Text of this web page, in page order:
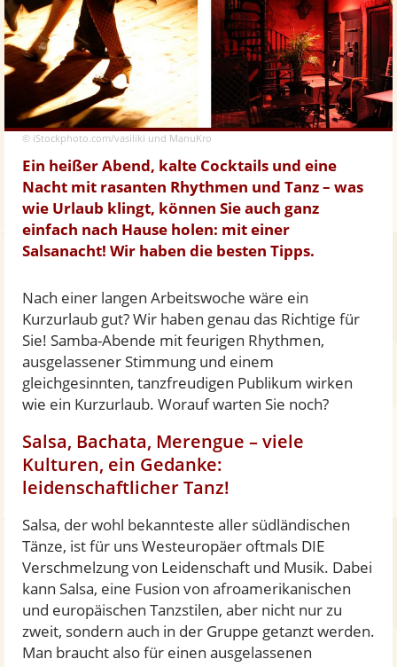
© iStockphoto.com/vasiliki und ManuKro
Ein heißer Abend, kalte Cocktails und eine
Nacht mit rasanten Rhythmen und Tanz – was
wie Urlaub klingt, können Sie auch ganz
einfach nach Hause holen: mit einer
Salsanacht! Wir haben die besten Tipps.
Nach einer langen Arbeitswoche wäre ein
Kurzurlaub gut? Wir haben genau das Richtige für
Sie! Samba-Abende mit feurigen Rhythmen,
ausgelassener Stimmung und einem
gleichgesinnten, tanzfreudigen Publikum wirken
wie ein Kurzurlaub. Worauf warten Sie noch?
Salsa, Bachata, Merengue – viele
Kulturen, ein Gedanke:
leidenschaftlicher Tanz!
Salsa, der wohl bekannteste aller südländischen
Tänze, ist für uns Westeuropäer oftmals DIE
Verschmelzung von Leidenschaft und Musik. Dabei
kann Salsa, eine Fusion von afroamerikanischen
und europäischen Tanzstilen, aber nicht nur zu
zweit, sondern auch in der Gruppe getanzt werden.
Man braucht also für einen ausgelassenen